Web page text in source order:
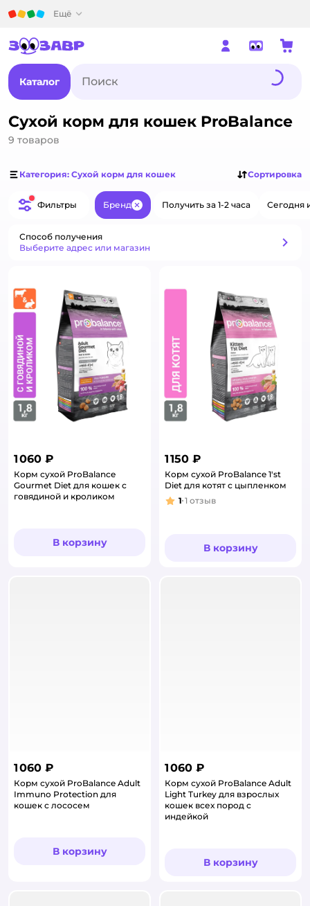
Ещё
Каталог
Сухой корм для кошек ProBalance
9 товаров
Категория: Сухой корм для кошек Сортировка
Фильтры Бренд ЗакрытьПолучить за 1-2 часа Сегодня
Способ получения
Выберите адрес или магазин
1 060 ₽
Корм сухой ProBalance
Gourmet Diet для кошек с
говядиной и кроликом
В корзину
1 150 ₽
Корм сухой ProBalance 1'st
Diet для котят с цыпленком
Рейтинг:
1 1 отзыв
В корзину
1 060 ₽
Корм сухой ProBalance Adult
Immuno Protection для
кошек с лососем
В корзину
1 060 ₽
Корм сухой ProBalance Adult
Light Turkey для взрослых
кошек всех пород с
индейкой
В корзину